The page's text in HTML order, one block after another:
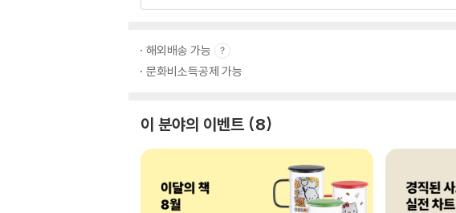
해외배송 가능
문화비소득공제 가능
이 분야의 이벤트 8